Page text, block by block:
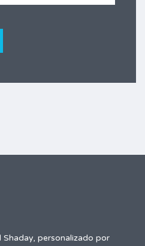
personalizado por